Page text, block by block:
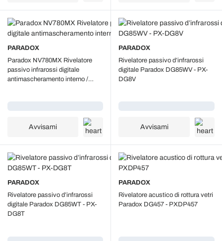
PARADOX
Paradox NV780MX Rivelatore
passivo infrarossi digitale
antimascheramento interno /
Avvisami
PARADOX
Rivelatore passivo d’infrarossi
digitale Paradox DG85WV - PX-
DG8V
Avvisami
PARADOX
Rivelatore passivo d’infrarossi
digitale Paradox DG85WT - PX-
DG8T
PARADOX
Rivelatore acustico di rottura vetri
Paradox DG457 - PXDP457